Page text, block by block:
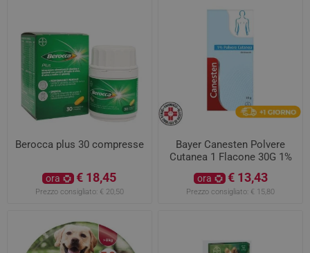
Berocca plus 30 compresse
ora € 18,45
Prezzo consigliato: € 20,50
Bayer Canesten Polvere
Cutanea 1 Flacone 30G 1%
ora € 13,43
Prezzo consigliato: € 15,80